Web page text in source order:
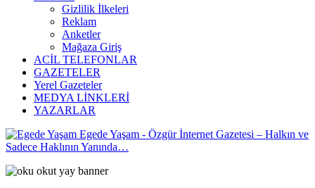
Gizlilik İlkeleri
Reklam
Anketler
Mağaza Giriş
ACİL TELEFONLAR
GAZETELER
Yerel Gazeteler
MEDYA LİNKLERİ
YAZARLAR
Egede Yaşam - Özgür İnternet Gazetesi – Halkın ve
Sadece Haklının Yanında…